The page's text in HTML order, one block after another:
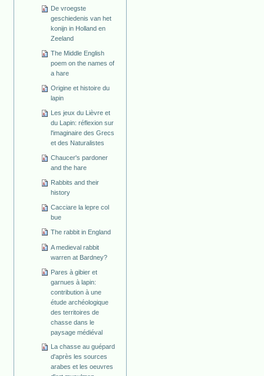
De vroegste
geschiedenis van het
konijn in Holland en
Zeeland
The Middle English
poem on the names of
a hare
Origine et histoire du
lapin
Les jeux du Lièvre et
du Lapin: réflexion sur
l'imaginaire des Grecs
et des Naturalistes
Chaucer's pardoner
and the hare
Rabbits and their
history
Cacciare la lepre col
bue
The rabbit in England
A medieval rabbit
warren at Bardney?
Pares à gibier et
garnues à lapin:
contribution à une
étude archéologique
des territoires de
chasse dans le
paysage médiéval
La chasse au guépard
d'après les sources
arabes et les oeuvres